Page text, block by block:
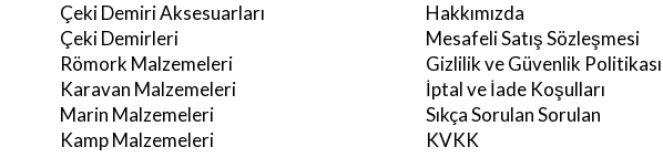
Çeki Demiri Aksesuarları
Çeki Demirleri
Römork Malzemeleri
Karavan Malzemeleri
Marin Malzemeleri
Kamp Malzemeleri
Hakkımızda
Mesafeli Satış Sözleşmesi
Gizlilik ve Güvenlik Politikası
İptal ve İade Koşulları
Sıkça Sorulan Sorulan
KVKK